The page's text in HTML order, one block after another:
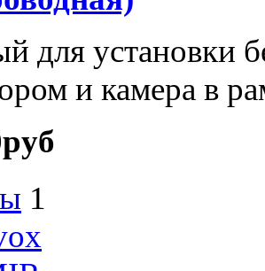
для установки
и камера в
руб
1